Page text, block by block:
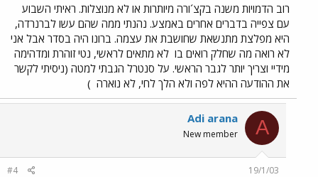
רוב הדמויות משנה בקצ´ורה מיותרות או לא מנוצלות. ראיתי השבוע
עם צפייה בדברים אחרים באמצע. נהנתי ממה שהם עשו לברנרדה,
היא מפלצת מתנשאת שחושבת את עצמה. ברונו היה בסדר אבל אני
לא רואה מה שחלק רואים בו לא מתאים לראשי, נטי זוהרת ומדהימה
מידיי וצריך יותר לגבר הראשי. על סנטרל הגבתי למטה (ניסיתי לקשר
את ההודעה ההיא לפה ולא הלך לחי, לא נוארה )
A
Adi arana
New member
19/1/03
#4